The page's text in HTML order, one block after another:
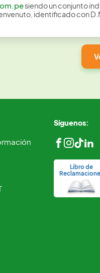
siendo un conjunto
identificado con
Síguenos:
Libro de